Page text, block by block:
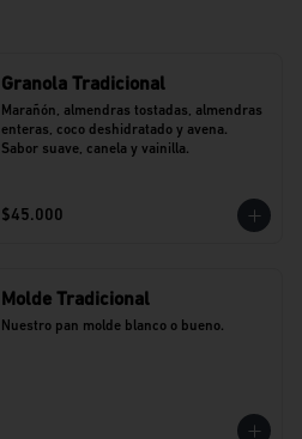
Granola Tradicional
Marañón, almendras tostadas, almendras
enteras, coco deshidratado y avena.
Sabor suave, canela y vainilla.
$45.000
Molde Tradicional
Nuestro pan molde blanco o bueno.